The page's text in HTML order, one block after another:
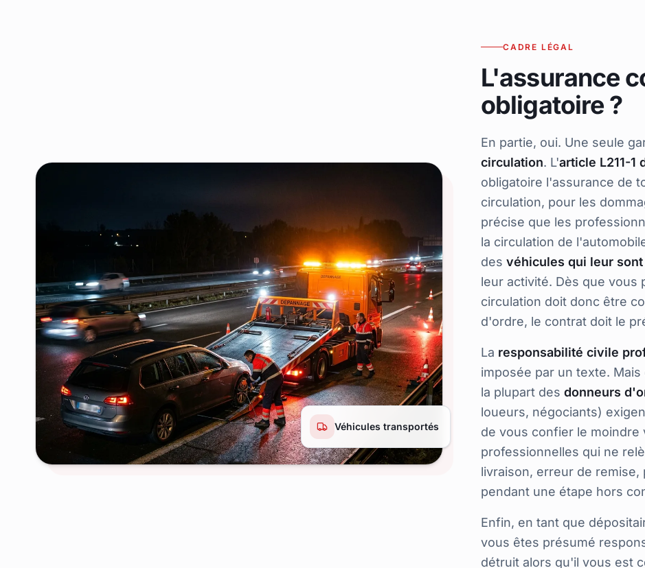
Véhicules transportés
CADRE LÉGAL
L'assurance
obligatoire ?
En partie, oui. Une seule
circulation. L'article L211-1
obligatoire l'assurance de
circulation, pour les
précise que les
la circulation de
des véhicules qui leur
leur activité. Dès que vous
circulation doit donc être
d'ordre, le contrat doit le
La responsabilité civile
imposée par un texte.
la plupart des donneurs
loueurs, négociants)
de vous confier le moindre
professionnelles qui ne
livraison, erreur de
pendant une étape hors
Enfin, en tant que
vous êtes présumé
détruit alors qu'il vous est